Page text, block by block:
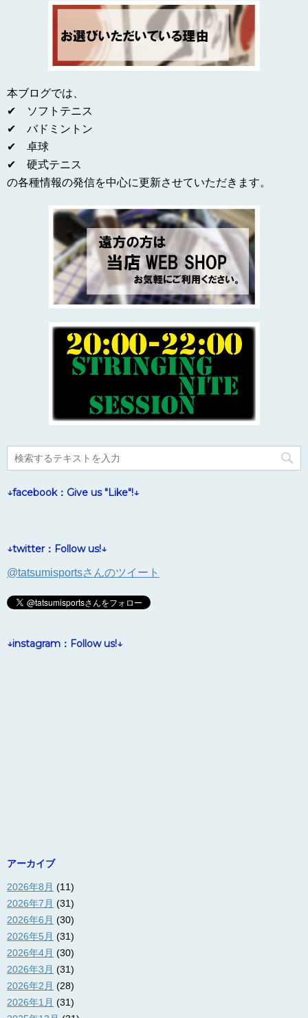
本ブログでは、
✔ ソフトテニス
✔ バドミントン
✔ 卓球
✔ 硬式テニス
の各種情報の発信を中心に更新させていただきます。
↓facebook：Give us "Like"!↓
↓twitter：Follow us!↓
@tatsumisportsさんのツイート
↓instagram：Follow us!↓
アーカイブ
2026年8月 (11)
2026年7月 (31)
2026年6月 (30)
2026年5月 (31)
2026年4月 (30)
2026年3月 (31)
2026年2月 (28)
2026年1月 (31)